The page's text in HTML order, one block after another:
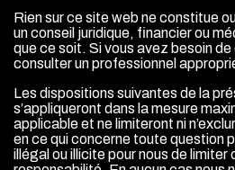
Rien sur ce site web ne constitue
un conseil juridique, financier ou
que ce soit. Si vous avez besoin
consulter un professionnel
Les dispositions suivantes de la
s’appliqueront dans la mesure
applicable et ne limiteront ni
en ce qui concerne toute question
illégal ou illicite pour nous de limiter